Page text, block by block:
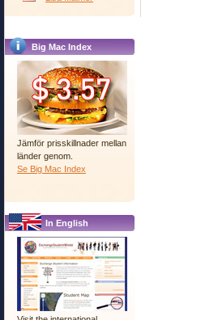
Big Mac Index
Jämför prisskillnader mellan
länder genom.
Se Big Mac Index
In English